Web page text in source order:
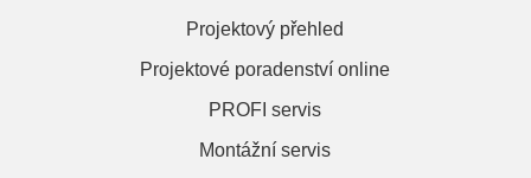
Projektový přehled
Projektové poradenství online
PROFI servis
Montážní servis